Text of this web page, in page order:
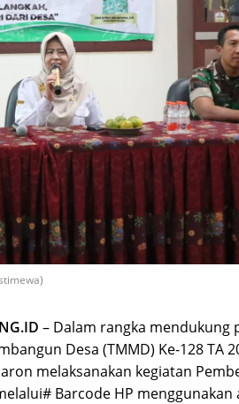
– Dalam rangka mendukung
Desa (TMMD) Ke-128 TA
melaksanakan kegiatan
Barcode HP menggunakan